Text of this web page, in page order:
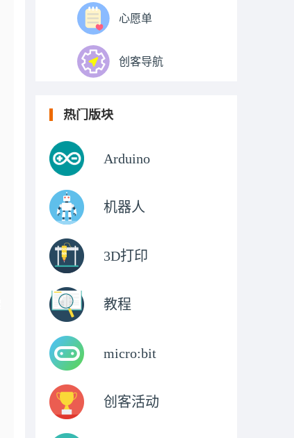
心愿单
创客导航
热门版块
Arduino
机器人
3D打印
教程
micro:bit
创客活动